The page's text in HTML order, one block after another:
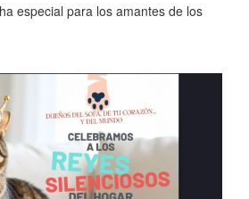
especial para los amantes de los